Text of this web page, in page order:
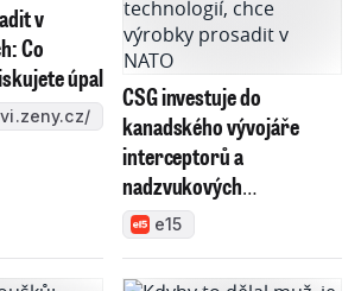
v
Co
úpal
CSG investuje do
kanadského vývojáře
interceptorů a
nadzvukových
technologií, chce výrobky
prosadit v NATO
e15